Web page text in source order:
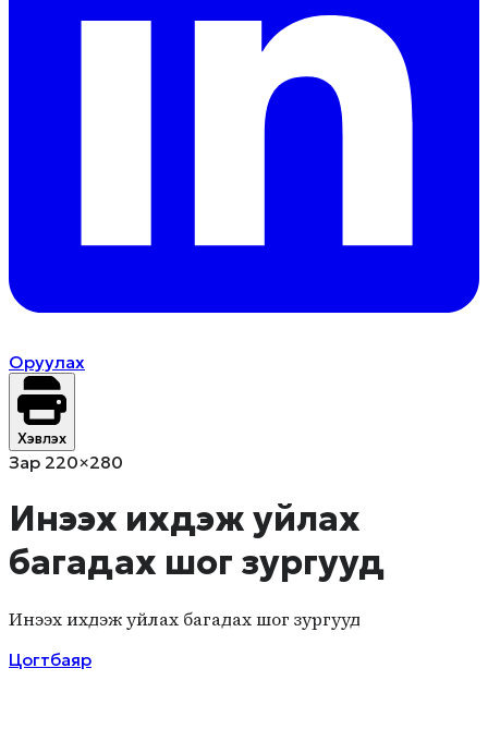
Оруулах
Хэвлэх
Зар 220×280
Инээх ихдэж уйлах
багадах шог зургууд
Инээх ихдэж уйлах багадах шог зургууд
Цогтбаяр